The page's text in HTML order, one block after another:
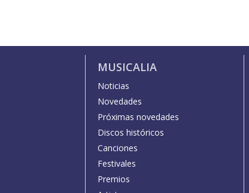
MUSICALIA
Noticias
Novedades
Próximas novedades
Discos históricos
Canciones
Festivales
Premios